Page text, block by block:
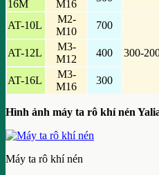
16M
M16
AT-10L
M2-
M10
700
300-
AT-12L
M3-
M12
400
AT-16L
M3-
M16
300
Hình ảnh máy ta rô khí nén
Máy ta rô khí nén